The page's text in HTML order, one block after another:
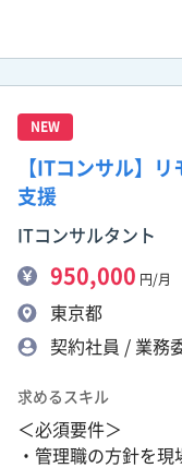
NEW
【ITコンサル】
支援
ITコンサルタント
950,000 円/月
東京都
契約社員 / 業務
求めるスキル
＜必須要件＞
・管理職の方針を